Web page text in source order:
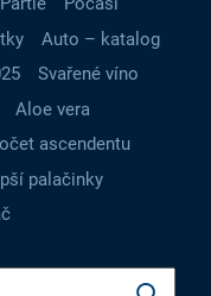
Auto – katalog
Svařené víno
Aloe vera
ascendentu
palačinky